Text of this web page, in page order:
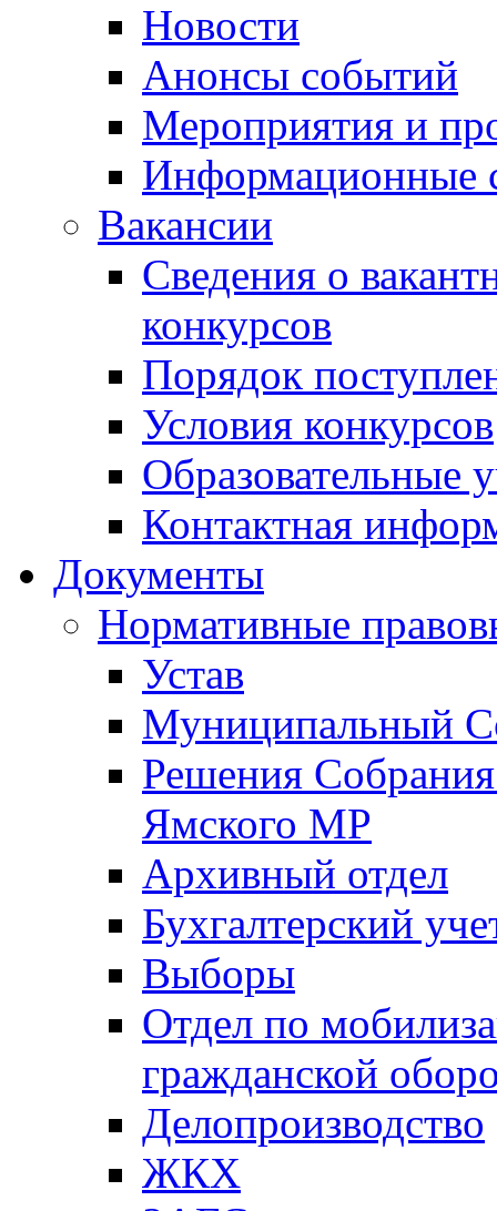
Новости
Анонсы событий
Мероприятия и
Информационные
Вакансии
Сведения о
конкурсов
Порядок
Условия конкурсов
Образовательные
Контактная
Документы
Нормативные
Устав
Муниципальный
Решения
Ямского МР
Архивный отдел
Бухгалтерский
Выборы
Отдел по
гражданской
Делопроизводство
ЖКХ